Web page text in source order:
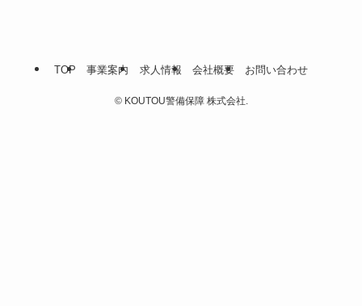
TOP 事業案内 求人情報 会社概要 お問い合わせ
©KOUTOU警備保障 株式会社.